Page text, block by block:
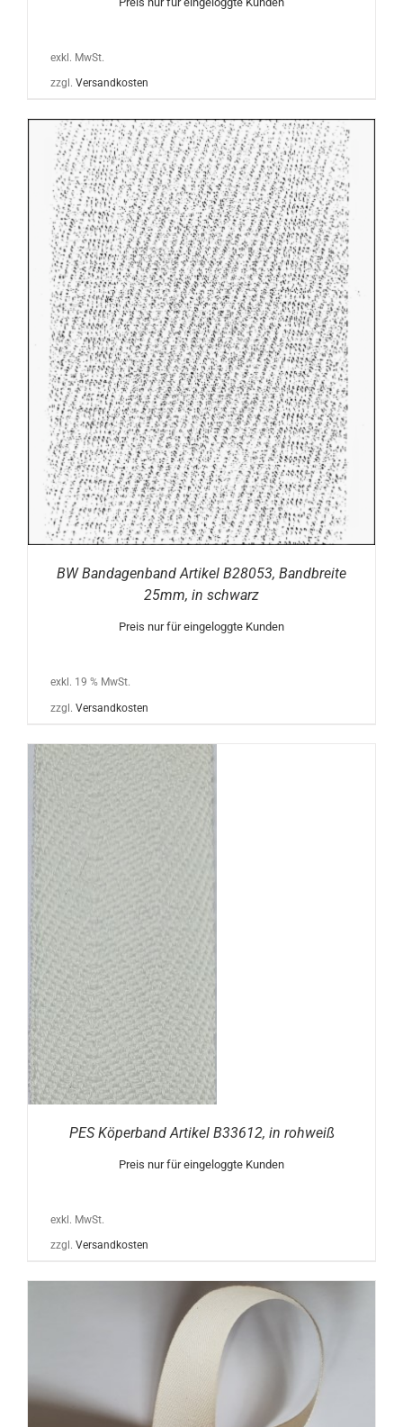
exkl. MwSt.
zzgl. Versandkosten
BW Bandagenband Artikel B28053, Bandbreite
25mm, in schwarz
Preis nur für eingeloggte Kunden
exkl. 19 % MwSt.
zzgl. Versandkosten
PES Köperband Artikel B33612, in rohweiß
Preis nur für eingeloggte Kunden
exkl. MwSt.
zzgl. Versandkosten